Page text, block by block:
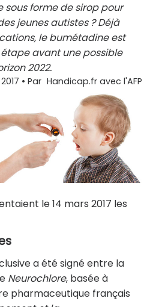
forme de sirop pour
jeunes autistes ? Déjà
le bumétadine est
avant une possible
2022.
• Par Handicap.fr avec l'AFP
le 14 mars 2017 les
a été signé entre la
Neurochlore, basée à
pharmaceutique français